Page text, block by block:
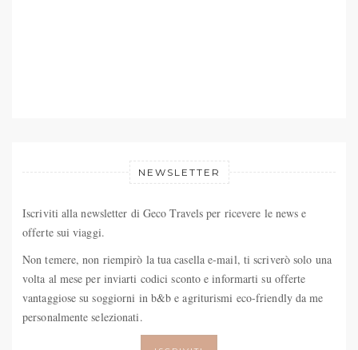
NEWSLETTER
Iscriviti alla newsletter di Geco Travels per ricevere le news e
offerte sui viaggi.
Non temere, non riempirò la tua casella e-mail, ti scriverò solo una
volta al mese per inviarti codici sconto e informarti su offerte
vantaggiose su soggiorni in b&b e agriturismi eco-friendly da me
personalmente selezionati.